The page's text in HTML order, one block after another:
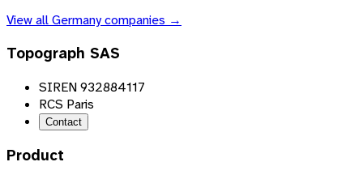
View allGermanycompanies →
Topograph SAS
SIREN 932884117
RCS Paris
Contact
Product